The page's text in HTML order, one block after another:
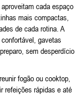
cada espaço
mais compactas,
de cada rotina. A
gavetas
sem desperdício
fogão ou cooktop,
refeições rápidas e até